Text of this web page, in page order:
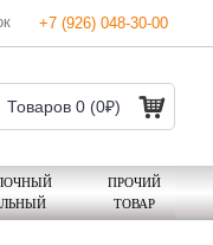
+7 (926) 048-30-00
Товаров 0 (0₽)
ПРОЧИЙ
ТОВАР